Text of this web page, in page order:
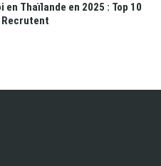
en Thaïlande en 2025 : Top 10